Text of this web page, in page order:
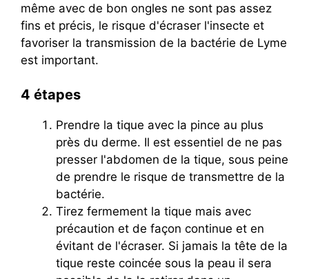
même avec de bon ongles ne sont pas assez
fins et précis, le risque d'écraser l'insecte et
favoriser la transmission de la bactérie de Lyme
est important.
4 étapes
Prendre la tique avec la pince au plus
près du derme. Il est essentiel de ne pas
presser l'abdomen de la tique, sous peine
de prendre le risque de transmettre de la
bactérie.
Tirez fermement la tique mais avec
précaution et de façon continue et en
évitant de l'écraser. Si jamais la tête de la
tique reste coincée sous la peau il sera